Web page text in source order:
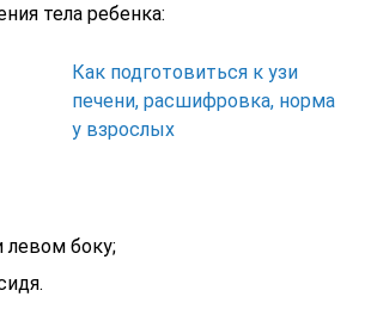
тела ребенка:
Как подготовиться к узи
печени, расшифровка, норма
у взрослых
левом боку;